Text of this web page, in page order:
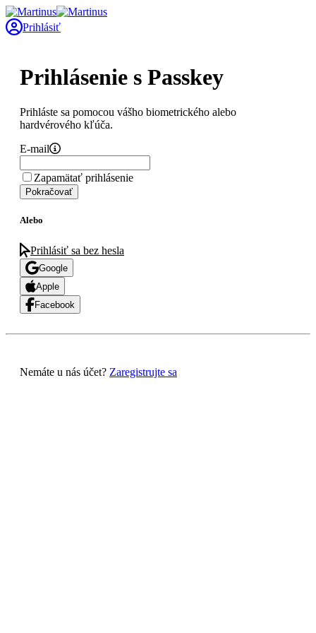
Prihlásiť
Prihlásenie s Passkey
Prihláste sa pomocou vášho biometrického alebo
hardvérového kľúča.
E-mail
Zapamätať prihlásenie
Pokračovať
Alebo
Prihlásiť sa bez hesla
Google
Apple
Facebook
Nemáte u nás účet? Zaregistrujte sa